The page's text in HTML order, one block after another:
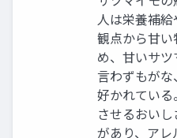
人は栄養補
観点から甘
め、甘いサ
言わずもが
好かれてい
させるおいし
があり、ア